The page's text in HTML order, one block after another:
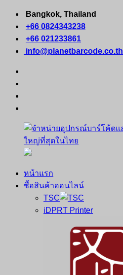
Skip
content
Bangkok, Thailand
+66 0824343238
+66 021233861
info@planetbarcode.co.th
จำหน่าย
คอมพิวเตอร์
หน้าแรก
ซื้อสินค้าออนไลน์
TSC
iDPRT Printer